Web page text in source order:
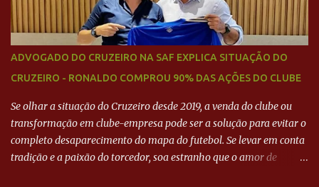
ADVOGADO DO CRUZEIRO NA SAF EXPLICA SITUAÇÃO DO
CRUZEIRO - RONALDO COMPROU 90% DAS AÇÕES DO CLUBE
Se olhar a situação do Cruzeiro desde 2019, a venda do clube ou
transformação em clube-empresa pode ser a solução para evitar o
completo desaparecimento do mapa do futebol. Se levar em conta
tradição e a paixão do torcedor, soa estranho que o amor de